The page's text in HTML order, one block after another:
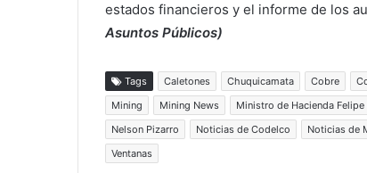
estados financieros y el informe de los
Asuntos Públicos)
Tags Caletones Chuquicamata Cobre
Mining
Mining News Ministro de Hacienda Felipe
Nelson Pizarro
Noticias de Codelco Noticias de
Ventanas